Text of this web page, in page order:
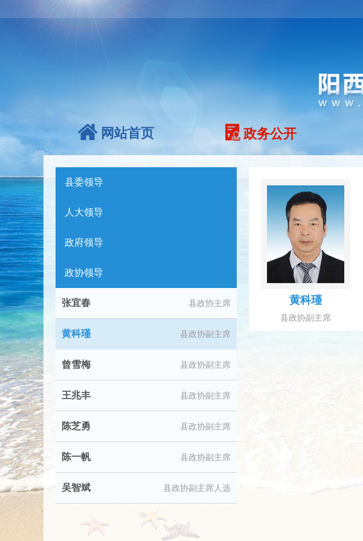
网站首页 政务公开
县委领导
人大领导
政府领导
政协领导
张宜春 县政协主席
黄科瑾 县政协副主席
曾雪梅 县政协副主席
王兆丰 县政协副主席
陈芝勇 县政协副主席
陈一帆 县政协副主席
吴智斌 县政协副主席人选
黄科瑾
县政协副主席